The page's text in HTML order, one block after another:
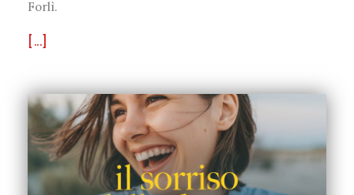
Forlì.
[...]